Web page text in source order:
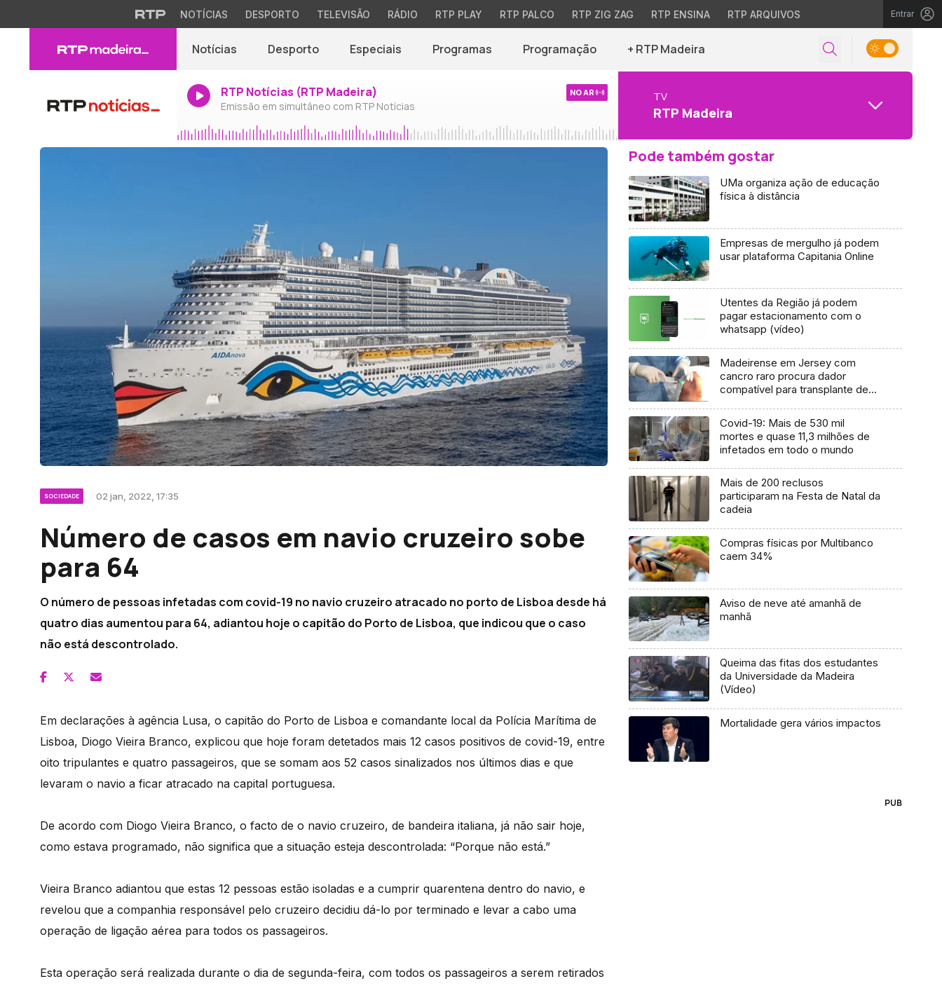
NOTÍCIAS DESPORTO TELEVISÃO RÁDIO RTP PLAY RTP PALCO RTP ZIG ZAG RTP ENSINA RTP ARQUIVOS Entrar
Notícias Desporto Especiais Programas Programação + RTP Madeira
RTP Notícias (RTP Madeira)
Emissão em simultâneo com RTP Notícias
NO AR TV
RTP Madeira
SOCIEDADE 02 jan, 2022, 17:35
Número de casos em navio cruzeiro sobe
para 64
O número de pessoas infetadas com covid-19 no navio cruzeiro atracado no porto de Lisboa desde há
quatro dias aumentou para 64, adiantou hoje o capitão do Porto de Lisboa, que indicou que o caso
não está descontrolado.
Em declarações à agência Lusa, o capitão do Porto de Lisboa e comandante local da Polícia Marítima de
Lisboa, Diogo Vieira Branco, explicou que hoje foram detetados mais 12 casos positivos de covid-19, entre
oito tripulantes e quatro passageiros, que se somam aos 52 casos sinalizados nos últimos dias e que
levaram o navio a ficar atracado na capital portuguesa.
De acordo com Diogo Vieira Branco, o facto de o navio cruzeiro, de bandeira italiana, já não sair hoje,
como estava programado, não significa que a situação esteja descontrolada: “Porque não está.”
Vieira Branco adiantou que estas 12 pessoas estão isoladas e a cumprir quarentena dentro do navio, e
revelou que a companhia responsável pelo cruzeiro decidiu dá-lo por terminado e levar a cabo uma
operação de ligação aérea para todos os passageiros.
Esta operação será realizada durante o dia de segunda-feira, com todos os passageiros a serem retirados
Pode também gostar
UMa organiza ação de educação
física à distância
Empresas de mergulho já podem
usar plataforma Capitania Online
Utentes da Região já podem
pagar estacionamento com o
whatsapp (vídeo)
Madeirense em Jersey com
cancro raro procura dador
compatível para transplante de
Covid-19: Mais de 530 mil
mortes e quase 11,3 milhões de
infetados em todo o mundo
Mais de 200 reclusos
participaram na Festa de Natal da
cadeia
Compras físicas por Multibanco
caem 34%
Aviso de neve até amanhã de
manhã
Queima das fitas dos estudantes
da Universidade da Madeira
(Vídeo)
Mortalidade gera vários impactos
PUB